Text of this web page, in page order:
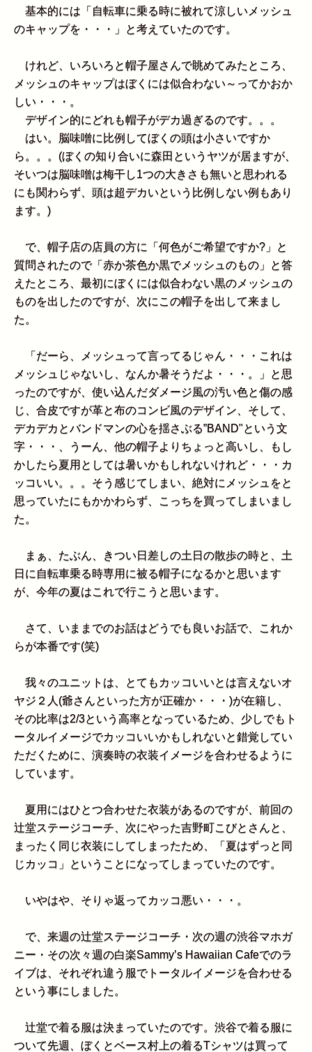
基本的には「自転車に乗る時に被れて涼しいメッシュ
のキャップを・・・」と考えていたのです。
けれど、いろいろと帽子屋さんで眺めてみたところ、
メッシュのキャップはぼくには似合わない～ってかおか
しい・・・。
デザイン的にどれも帽子がデカ過ぎるのです。。。
はい。脳味噌に比例してぼくの頭は小さいですか
ら。。。(ぼくの知り合いに森田というヤツが居ますが、
そいつは脳味噌は梅干し1つの大きさも無いと思われる
にも関わらず、頭は超デカいという比例しない例もあり
ます。)
で、帽子店の店員の方に「何色がご希望ですか?」と
質問されたので「赤か茶色か黒でメッシュのもの」と答
えたところ、最初にぼくには似合わない黒のメッシュの
ものを出したのですが、次にこの帽子を出して来まし
た。
「だーら、メッシュって言ってるじゃん・・・これは
メッシュじゃないし、なんか暑そうだよ・・・。」と思
ったのですが、使い込んだダメージ風の汚い色と傷の感
じ、合皮ですが革と布のコンビ風のデザイン、そして、
デカデカとバンドマンの心を揺さぶる”BAND"という文
字・・・、うーん、他の帽子よりちょっと高いし、もし
かしたら夏用としては暑いかもしれないけれど・・・カ
ッコいい。。。そう感じてしまい、絶対にメッシュをと
思っていたにもかかわらず、こっちを買ってしまいまし
た。
まぁ、たぶん、きつい日差しの土日の散歩の時と、土
日に自転車乗る時専用に被る帽子になるかと思います
が、今年の夏はこれで行こうと思います。
さて、いままでのお話はどうでも良いお話で、これか
らが本番です(笑)
我々のユニットは、とてもカッコいいとは言えないオ
ヤジ２人(爺さんといった方が正確か・・・)が在籍し、
その比率は2/3という高率となっているため、少しでもト
ータルイメージでカッコいいかもしれないと錯覚してい
ただくために、演奏時の衣装イメージを合わせるように
しています。
夏用にはひとつ合わせた衣装があるのですが、前回の
辻堂ステージコーチ、次にやった吉野町こびとさんと、
まったく同じ衣装にしてしまったため、「夏はずっと同
じカッコ」ということになってしまっていたのです。
いやはや、そりゃ返ってカッコ悪い・・・。
で、来週の辻堂ステージコーチ・次の週の渋谷マホガ
ニー・その次々週の白楽Sammy’s Hawaiian Cafeでのラ
イブは、それぞれ違う服でトータルイメージを合わせる
という事にしました。
辻堂で着る服は決まっていたのです。渋谷で着る服に
ついて先週、ぼくとベース村上の着るTシャツは買って